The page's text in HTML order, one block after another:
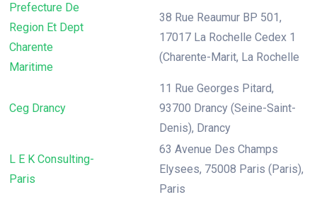
Prefecture De
Region Et Dept
Charente
Maritime
38 Rue Reaumur BP 501,
17017 La Rochelle Cedex 1
(Charente-Marit, La Rochelle
Ceg Drancy
11 Rue Georges Pitard,
93700 Drancy (Seine-Saint-
Denis), Drancy
L E K Consulting-
Paris
63 Avenue Des Champs
Elysees, 75008 Paris (Paris),
Paris